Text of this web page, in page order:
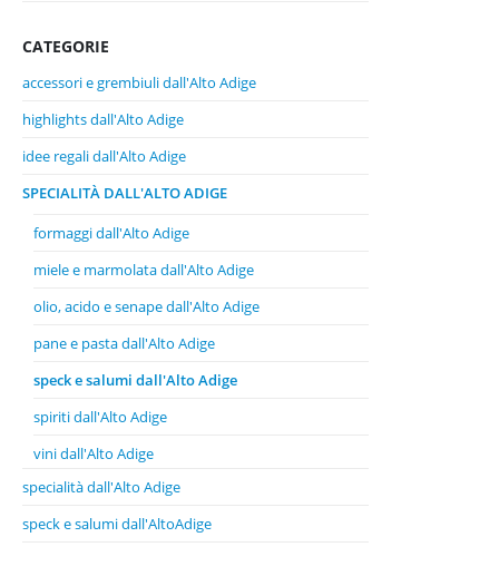
CATEGORIE
accessori e grembiuli dall'Alto Adige
highlights dall'Alto Adige
idee regali dall'Alto Adige
SPECIALITÀ DALL'ALTO ADIGE
formaggi dall'Alto Adige
miele e marmolata dall'Alto Adige
olio, acido e senape dall'Alto Adige
pane e pasta dall'Alto Adige
speck e salumi dall'Alto Adige
spiriti dall'Alto Adige
vini dall'Alto Adige
specialità dall'Alto Adige
speck e salumi dall'AltoAdige